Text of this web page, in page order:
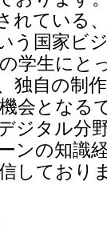
れている
う国家ビ
学生にと
独自の制
会となる
ジタル分
ンの知識
しており